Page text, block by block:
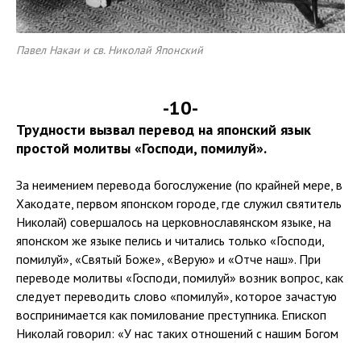
Павел Накаи и св. Николай Японский
-10-
Трудности вызвал перевод на японский язык
простой молитвы «Господи, помилуй».
За неимением перевода богослужение (по крайней мере, в
Хакодате, первом японском городе, где служил святитель
Николай) совершалось на церковнославянском языке, на
японском же языке пелись и читались только «Господи,
помилуй», «Святый Боже», «Верую» и «Отче наш». При
переводе молитвы «Господи, помилуй» возник вопрос, как
следует переводить слово «помилуй», которое зачастую
воспринимается как помилование преступника. Епископ
Николай говорил: «У нас таких отношений с нашим Богом